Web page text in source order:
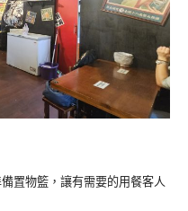
置物籃，讓有需要的用餐客人